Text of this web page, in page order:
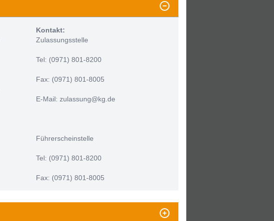
Kontakt:
Zulassungsstelle
Tel: (0971) 801-8200
Fax: (0971) 801-8005
E-Mail: zulassung@kg.de
Führerscheinstelle
Tel: (0971) 801-8200
Fax: (0971) 801-8005